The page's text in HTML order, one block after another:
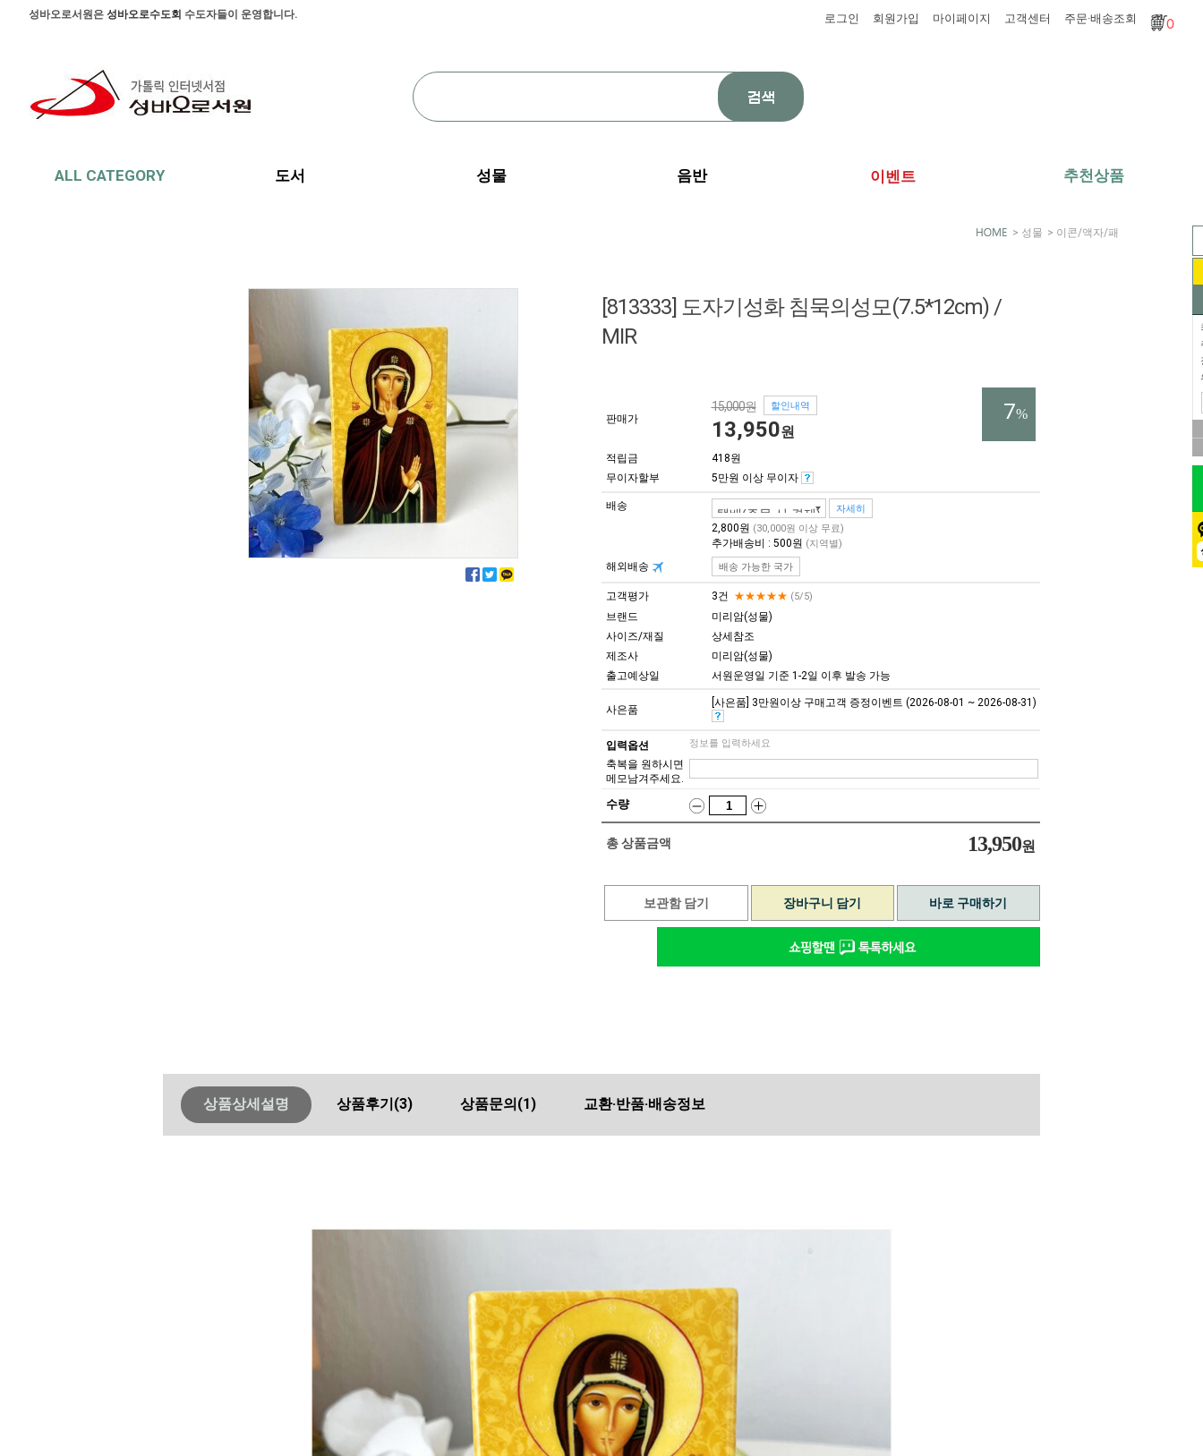
본문 바로가기
주메뉴 바로가기
사이드메뉴 바로가기
성바오로서원은 성바오로수도회 수도자들이 운영합니다. 로그인 회원가입 마이페이지 고객센터 주문·배송조회 0
ALL CATEGORY 도서 성물 음반 이벤트 추천상품
> 성물 > 이콘/액자/패
[813333] 도자기성화 침묵의성모(7.5*12cm) /
MIR
7%
판매가
15,000원 할인내역
13,950원
적립금
418원
무이자할부
5만원 이상 무이자
배송 자세히
2,800원 (30,000원 이상 무료)
추가배송비 : 500원 (지역별)
해외배송 배송 가능한 국가
고객평가 3건 ★★★★★ (5/5)
브랜드
미리암(성물)
사이즈/재질
상세참조
제조사
미리암(성물)
출고예상일
서원운영일 기준 1-2일 이후 발송 가능
사은품
[사은품] 3만원이상 구매고객 증정이벤트 (2026-08-01 ~ 2026-08-31)
입력옵션 정보를 입력하세요
축복을 원하시면
메모남겨주세요.
수량
총 상품금액 13,950원
보관함 담기 장바구니 담기 바로 구매하기
상품상세설명 상품후기(3) 상품문의(1) 교환·반품·배송정보